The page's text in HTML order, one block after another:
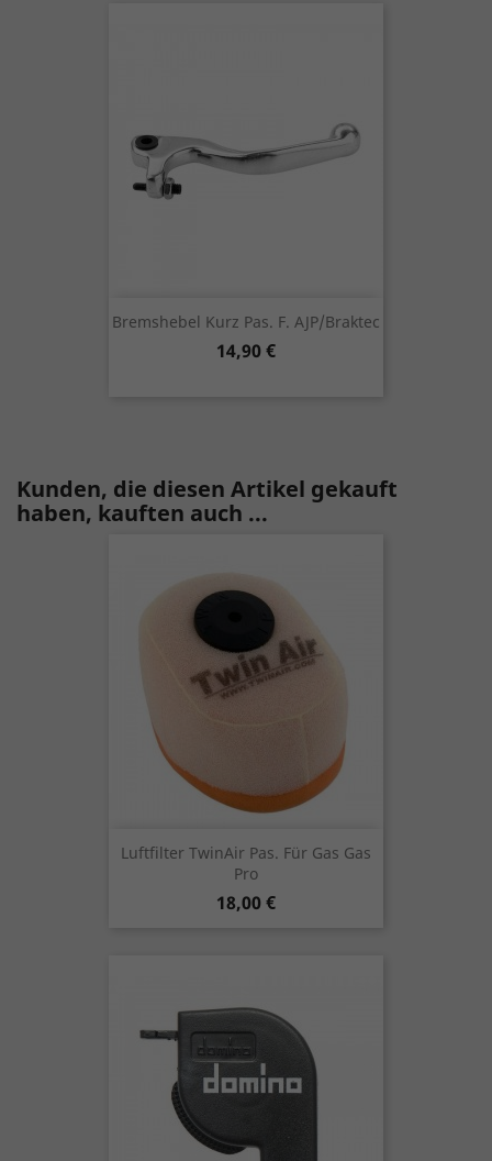
Bremshebel Kurz Pas. F. AJP/Braktec
Preis
14,90 €
Kunden, die diesen Artikel gekauft
haben, kauften auch ...
Luftfilter TwinAir Pas. Für Gas Gas
Pro
Preis
18,00 €